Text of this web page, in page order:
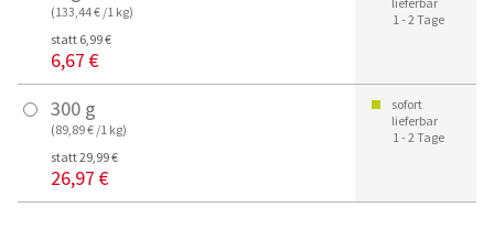
(133,44 € /1 kg)
statt 6,99 €
6,67 €
1 - 2 Tage
300 g
(89,89 € /1 kg)
statt 29,99 €
26,97 €
sofort
lieferbar
1 - 2 Tage